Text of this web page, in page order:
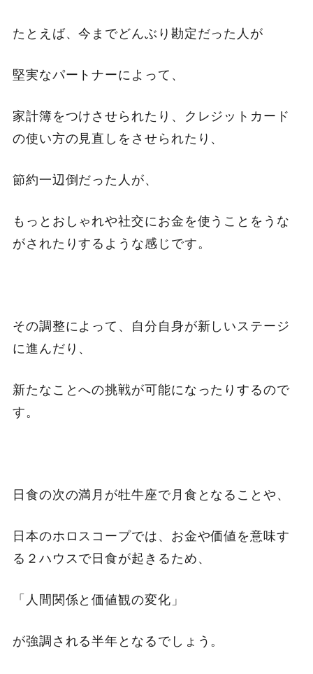
たとえば、今までどんぶり勘定だった人が
堅実なパートナーによって、
家計簿をつけさせられたり、クレジットカード
の使い方の見直しをさせられたり、
節約一辺倒だった人が、
もっとおしゃれや社交にお金を使うことをうな
がされたりするような感じです。
その調整によって、自分自身が新しいステージ
に進んだり、
新たなことへの挑戦が可能になったりするので
す。
日食の次の満月が牡牛座で月食となることや、
日本のホロスコープでは、お金や価値を意味す
る２ハウスで日食が起きるため、
「人間関係と価値観の変化」
が強調される半年となるでしょう。